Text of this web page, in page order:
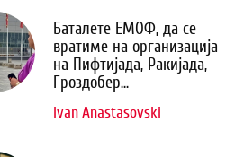
Баталете ЕМОФ, да се
вратиме на организација
на Пифтијада, Ракијада,
Гроздобер...
Ivan Anastasovski